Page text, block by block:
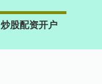
炒股配资开户